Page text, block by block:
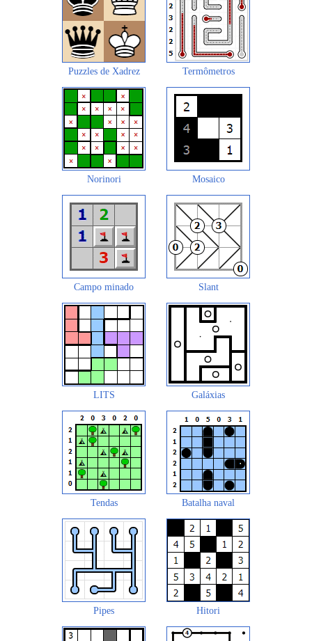
Puzzles de Xadrez Termômetros
Norinori Mosaico
Campo minado Slant
LITS Galáxias
Tendas Batalha naval
Pipes Hitori